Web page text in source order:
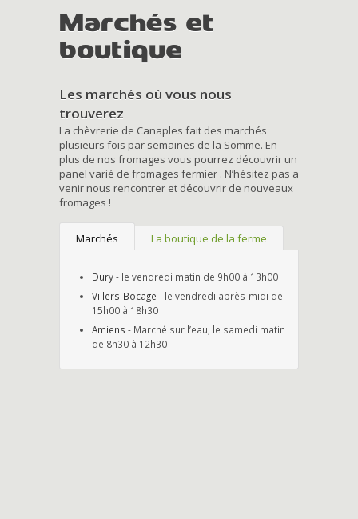
Marchés et
boutique
Les marchés où vous nous
trouverez
La chèvrerie de Canaples fait des marchés
plusieurs fois par semaines de la Somme. En
plus de nos fromages vous pourrez découvrir un
panel varié de fromages fermier . N’hésitez pas a
venir nous rencontrer et découvrir de nouveaux
fromages !
Marchés La boutique de la ferme
Dury- le vendredi matin de 9h00 à 13h00
Villers-Bocage - le vendredi après-midi de
15h00 à 18h30
Amiens - Marché sur l’eau, le samedi matin
de 8h30 à 12h30